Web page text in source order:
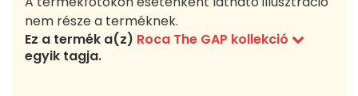
nem része a terméknek.
Ez a termék a(z) Roca The GAP kollekció
egyik tagja.